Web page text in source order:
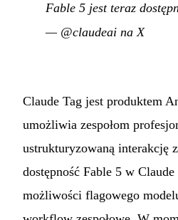
Fable 5 jest teraz
— @claudeai na X
Claude Tag jest produktem
umożliwia zespołom
ustrukturyzowaną interakcję
dostępność Fable 5 w Claude
możliwości flagowego